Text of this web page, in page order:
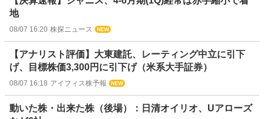
地
08/07 16:20 株探ニュース
【アナリスト評価】大東建託、レーティング中立に引下
げ、目標株価3,300円に引下げ（米系大手証券）
08/07 16:18 アイフィス株予報
動いた株・出来た株（後場）：日清オイリオ、Uアローズ